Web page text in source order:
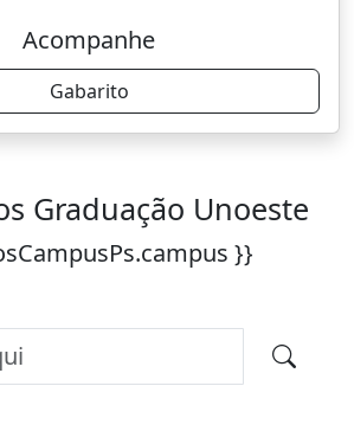
Acompanhe
Gabarito
Graduação Unoeste
}}